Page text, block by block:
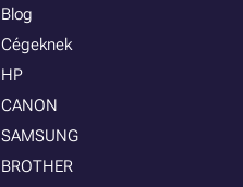
Blog
Cégeknek
HP
CANON
SAMSUNG
BROTHER